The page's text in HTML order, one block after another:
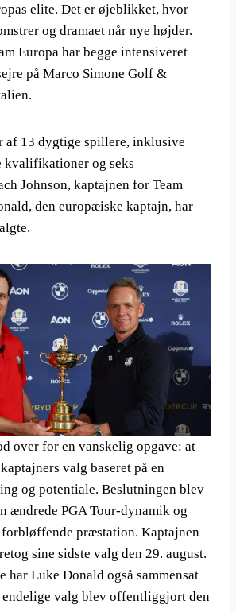
elite. Det er øjeblikket, hvor
og dramaet når nye højder.
Europa har begge intensiveret
på Marco Simone Golf &
af 13 dygtige spillere, inklusive
kvalifikationer og seks
Johnson, kaptajnen for Team
den europæiske kaptajn, har
over for en vanskelig opgave: at
valg baseret på en
og potentiale. Beslutningen blev
ændrede PGA Tour-dynamik og
præstation. Kaptajnen
sine sidste valg den 29. august.
har Luke Donald også sammensat
endelige valg blev offentliggjort den